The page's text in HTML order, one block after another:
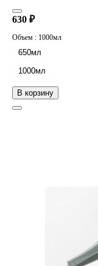
В корзину
630 ₽
Объем : 1000мл
650мл
1000мл